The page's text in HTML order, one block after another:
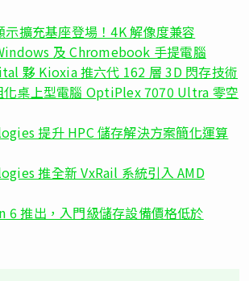
擴充基座登場！4K 解像度兼容
及 Chromebook 手提電腦
夥 Kioxia 推六代 162 層 3D 閃存技術
化桌上型電腦 OptiPlex 7070 Ultra 零空
提升 HPC 儲存解決方案簡化運算
推全新 VxRail 系統引入 AMD
6 推出，入門級儲存設備價格低於